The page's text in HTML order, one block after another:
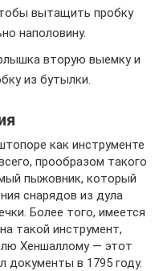
вытащить пробку
наполовину.
вторую выемку и
из бутылки.
как инструменте
прообразом такого
пыжовник, который
снарядов из дула
Более того, имеется
такой инструмент,
Хеншаллому — этот
документы в 1795 году.